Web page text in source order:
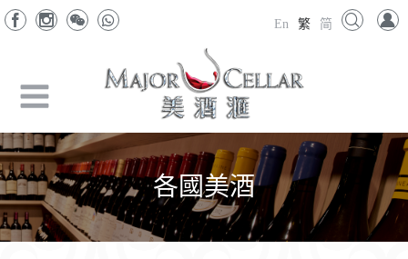
En 繁 简
各國美酒